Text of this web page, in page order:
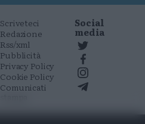
Scriveteci
Redazione
Rss/xml
Pubblicità
Privacy Policy
Cookie Policy
Comunicati
Social
media